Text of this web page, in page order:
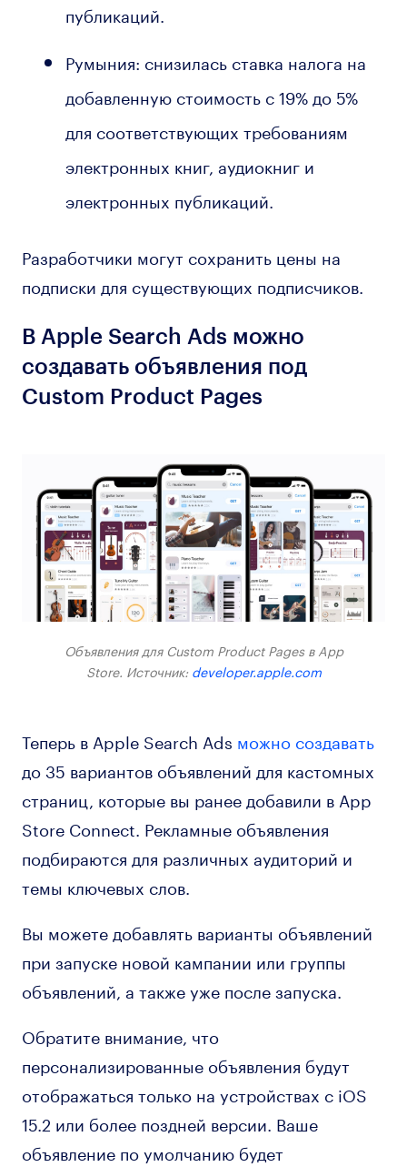
публикаций.
Румыния: снизилась ставка налога на
добавленную стоимость с 19% до 5%
для соответствующих требованиям
электронных книг, аудиокниг и
электронных публикаций.
Разработчики могут сохранить цены на
подписки для существующих подписчиков.
В Apple Search Ads можно
создавать объявления под
Custom Product Pages
Объявления для Custom Product Pages в App
Store. Источник: developer.apple.com
Теперь в Apple Search Ads можно создавать
до 35 вариантов объявлений для кастомных
страниц, которые вы ранее добавили в App
Store Connect. Рекламные объявления
подбираются для различных аудиторий и
темы ключевых слов.
Вы можете добавлять варианты объявлений
при запуске новой кампании или группы
объявлений, а также уже после запуска.
Обратите внимание, что
персонализированные объявления будут
отображаться только на устройствах с iOS
15.2 или более поздней версии. Ваше
объявление по умолчанию будет